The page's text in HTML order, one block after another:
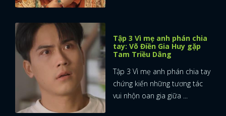
Tập 3 Vì mẹ anh phán chia
tay: Võ Điền Gia Huy gặp
Tam Triều Dâng
Tập 3 Vì mẹ anh phán chia tay
chứng kiến những tương tác
vui nhộn oan gia giữa ...